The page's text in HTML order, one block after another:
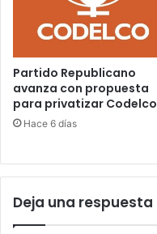
Partido Republicano
avanza con propuesta
para privatizar Codelco
Hace 6 días
Deja una respuesta